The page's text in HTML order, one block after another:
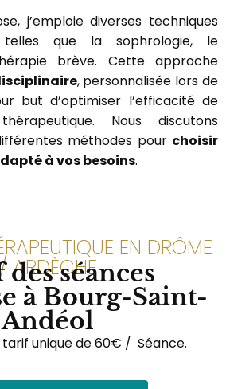
j’emploie diverses techniques
telles que la sophrologie, le
brève. Cette approche
, personnalisée lors de
but d’optimiser l’efficacité de
Nous discutons
méthodes pour choisir
à vos besoins.
EN DRÔME
ARDÈCHEséances
à Bourg-Saint-
Andéol
unique de 60€ / Séance.